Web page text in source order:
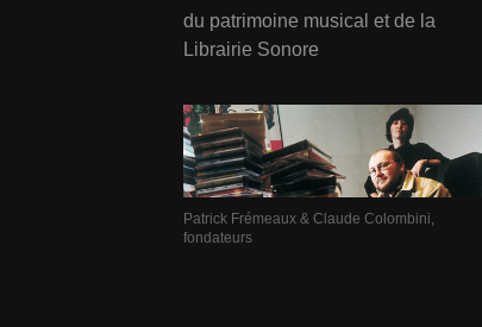
du patrimoine musical et de la
Librairie Sonore
Patrick Frémeaux & Claude Colombini,
fondateurs